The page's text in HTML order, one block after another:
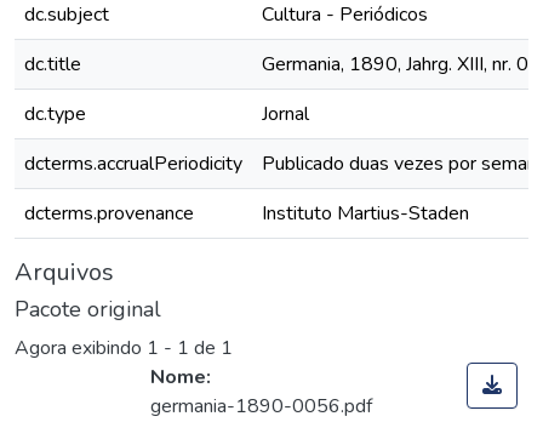
dc.subject
Cultura - Periódicos
dc.title
Germania, 1890, Jahrg. XIII, nr.
dc.type
Jornal
dcterms.accrualPeriodicity
Publicado duas vezes por
dcterms.provenance
Instituto Martius-Staden
Arquivos
Pacote original
Agora exibindo 1 - 1 de 1
Nome:
germania-1890-0056.pdf